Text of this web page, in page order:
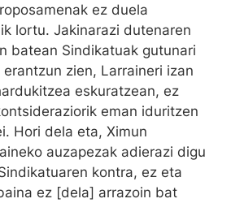
ez duela
lortu. Jakinarazi dutenaren
batean Sindikatuak gutunari
zien, Larraineri izan
eskuratzean, ez
eman iduritzen
Hori dela eta, Ximun
auzapezak adierazi digu
kontra, ez eta
ez [dela] arrazoin bat